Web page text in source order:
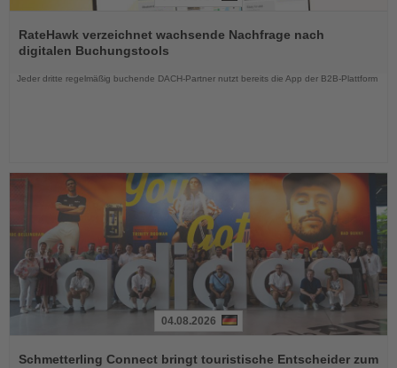
Sie
die
Nachrichten
RateHawk verzeichnet wachsende Nachfrage nach
digitalen Buchungstools
Jeder dritte regelmäßig buchende DACH-Partner nutzt bereits die App der B2B-Plattform
Sie
04.08.2026
Schmetterling Connect bringt touristische Entscheider zum